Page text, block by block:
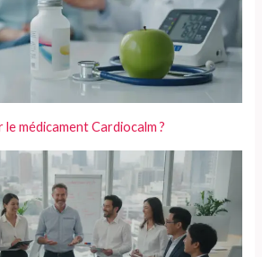
médicament Cardiocalm ?